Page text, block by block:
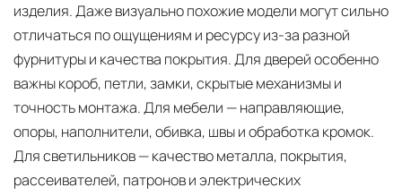
изделия. Даже визуально похожие модели могут сильно
отличаться по ощущениям и ресурсу из-за разной
фурнитуры и качества покрытия. Для дверей особенно
важны короб, петли, замки, скрытые механизмы и
точность монтажа. Для мебели — направляющие,
опоры, наполнители, обивка, швы и обработка кромок.
Для светильников — качество металла, покрытия,
рассеивателей, патронов и электрических